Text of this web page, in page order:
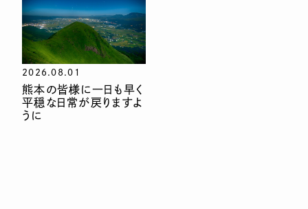
2026.08.01
熊本の皆様に一日も早く
平穏な日常が戻りますよ
うに